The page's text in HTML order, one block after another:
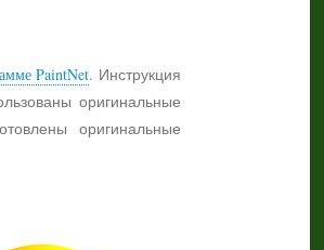
PaintNet. Инструкция
оригинальные
оригинальные